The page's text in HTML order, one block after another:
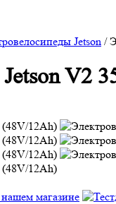
Jetson /
V2